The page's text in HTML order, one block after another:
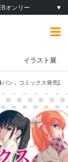
オンリー ▼
イラスト展
パン」コミックス発売記